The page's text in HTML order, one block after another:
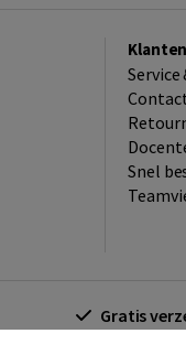
Snel
Gratis